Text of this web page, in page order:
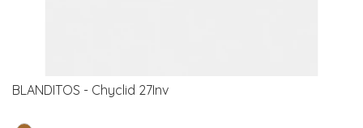
BLANDITOS - Chyclid 27Inv